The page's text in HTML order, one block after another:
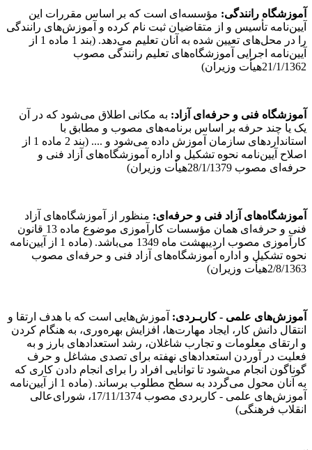
آموزشگاه رانندگی: مؤسسه‌ای است که بر اساس مقررات این
آیین‌نامه تأسیس و از متقاضیان ثبت نام کرده و آموزش‌های رانندگی
را در محل‌های تعیین شده به آنان تعلیم می‌دهد. (بند 1 ماده 1 از
آیین‌نامه اجرایی آموزشگاه‌های تعلیم رانندگی مصوب
21/1/1362هیأت وزیران)
آموزشگاه فنی و حرفه‌ای آزاد: به مکانی اطلاق می‌شود که در آن
یک یا چند حرفه‌ بر اساس برنامه‌های مصوب و مطابق با
استانداردهای سازمان آموزش داده می‌شود و .... (بند 2 ماده 1 از
اصلاح آیین‌‌نامه نحوه تشکیل و اداره آموزشگاه‌های آزاد فنی و
حرفه‌ای مصوب 28/1/1379هیأت وزیران)
آموزشگاه‌های آزاد فنی و حرفه‌ای: منظور از آموزشگاه‌های آزاد
فنی و حرفه‌ای همان مؤسسات کارآموزی موضوع ماده 13 قانون
کارآموزی مصوب اردیبهشت ماه 1349 می‌باشد. (ماده 1 از آیین‌‌نامه
نحوه تشکیل و اداره آموزشگاه‌های آزاد فنی و حرفه‌ای مصوب
2/8/1363هیأت وزیران)
آموزش‌های علمی - کاربـردی: آموزش‌هایی است که با هدف ارتقا و
انتقال دانش کار، ایجاد مهارت‌ها، افزایش بهره‌وری، به هنگام کردن
و ارتقای معلومات و تجارب شاغلان، رشد استعدادهای بارز و به
فعلیت در آوردن استعدادهای نهفته برای تصدی مشاغل و حرف
گوناگون انجام می‌شود تا توانایی افراد را برای انجام دادن کاری که
به آنان محول می‌گردد به سطح مطلوب برساند. (ماده 1 از آیین‌نامه
آموزش‌های علمی - کاربردی مصوب 17/11/1374، شورای‌عالی
انقلاب فرهنگی)